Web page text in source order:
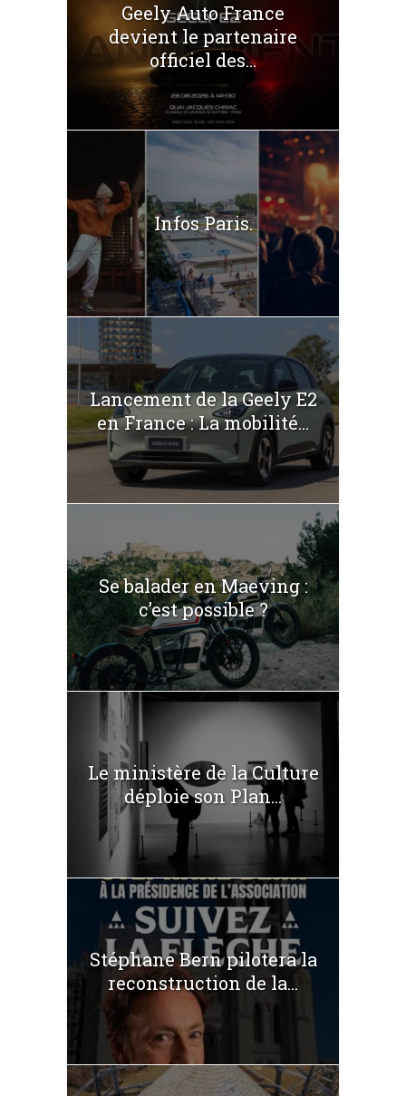
Geely Auto France
devient le partenaire
officiel des...
Infos Paris.
Lancement de la Geely E2
en France : La mobilité...
Se balader en Maeving :
c’est possible ?
Le ministère de la Culture
déploie son Plan...
Stéphane Bern pilotera la
reconstruction de la...